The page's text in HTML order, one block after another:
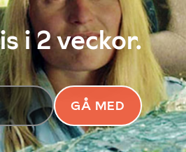
i 2 veckor.
GÅ MED